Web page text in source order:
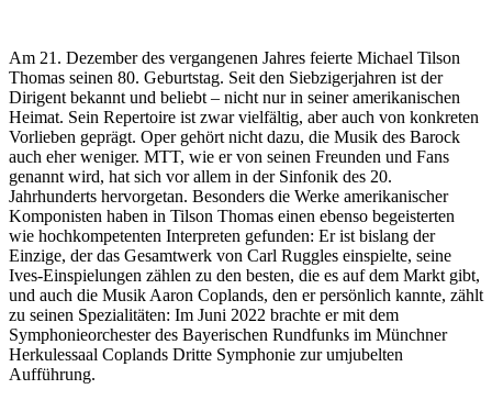
Am 21. Dezember des vergangenen Jahres feierte Michael Tilson
Thomas seinen 80. Geburtstag. Seit den Siebzigerjahren ist der
Dirigent bekannt und beliebt – nicht nur in seiner amerikanischen
Heimat. Sein Repertoire ist zwar vielfältig, aber auch von konkreten
Vorlieben geprägt. Oper gehört nicht dazu, die Musik des Barock
auch eher weniger. MTT, wie er von seinen Freunden und Fans
genannt wird, hat sich vor allem in der Sinfonik des 20.
Jahrhunderts hervorgetan. Besonders die Werke amerikanischer
Komponisten haben in Tilson Thomas einen ebenso begeisterten
wie hochkompetenten Interpreten gefunden: Er ist bislang der
Einzige, der das Gesamtwerk von Carl Ruggles einspielte, seine
Ives-Einspielungen zählen zu den besten, die es auf dem Markt gibt,
und auch die Musik Aaron Coplands, den er persönlich kannte, zählt
zu seinen Spezialitäten: Im Juni 2022 brachte er mit dem
Symphonieorchester des Bayerischen Rundfunks im Münchner
Herkulessaal Coplands Dritte Symphonie zur umjubelten
Aufführung.